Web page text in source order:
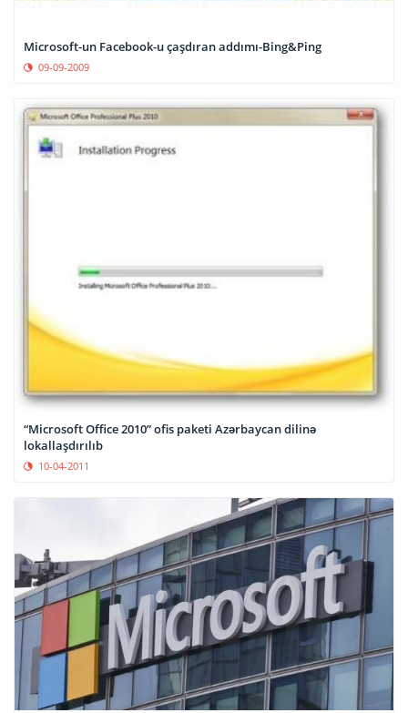
Microsoft-un Facebook-u çaşdıran addımı-Bing&Ping
09-09-2009
“Microsoft Office 2010” ofis paketi Azərbaycan dilinə
lokallaşdırılıb
10-04-2011